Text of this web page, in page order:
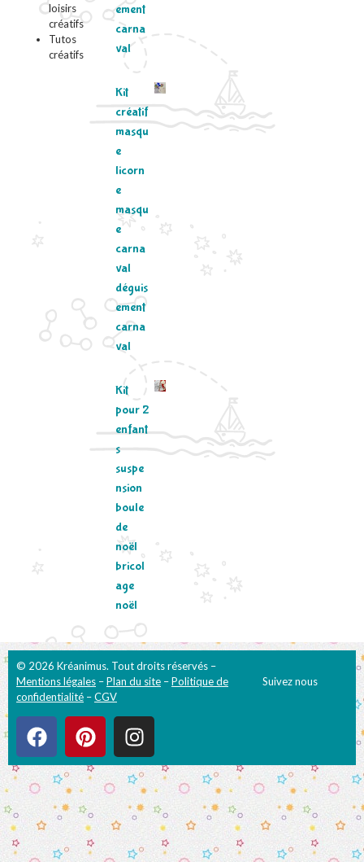
loisirs
créatifs
Tutos
créatifs
ement
carna
val
Kit
créatif
masqu
e
licorn
e
masqu
e
carna
val
déguis
ement
carna
val
Kit
pour 2
enfant
s
suspe
nsion
boule
de
noël
bricol
age
noël
© 2026 Kréanimus. Tout droits réservés –
Mentions légales –Plan du site –Politique de
confidentialité –CGV
Suivez nous